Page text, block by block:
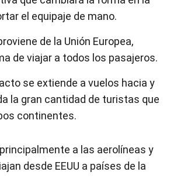
el equipaje de mano.
de la Unión Europea,
de viajar a todos los pasajeros.
se extiende a vuelos hacia y
la gran cantidad de turistas que
continentes.
a las aerolíneas y
desde EEUU a países de la